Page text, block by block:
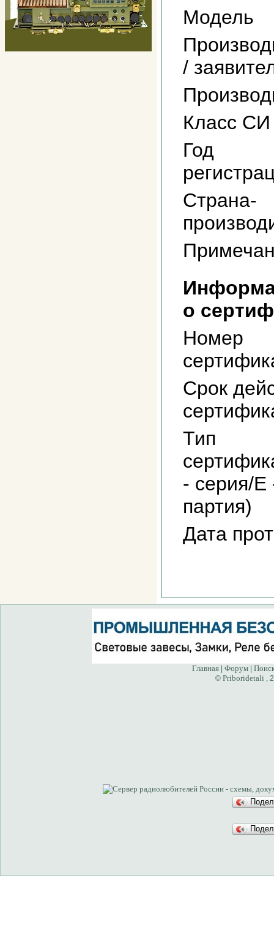
Модель
/
Класс СИ
Год
Страна-
о
Номер
Срок
Тип
- серия/E
партия)
Дата
Главная| Форум|
© Priboridetali ,